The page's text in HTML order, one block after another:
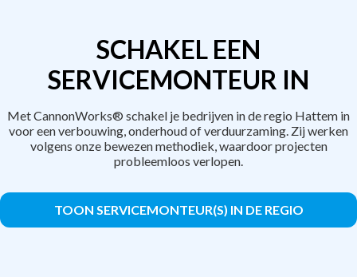
SCHAKEL EEN
SERVICEMONTEUR IN
Met CannonWorks® schakel je bedrijven in de regio Hattem in
voor een verbouwing, onderhoud of verduurzaming. Zij werken
volgens onze bewezen methodiek, waardoor projecten
probleemloos verlopen.
TOON SERVICEMONTEUR(S) IN DE REGIO